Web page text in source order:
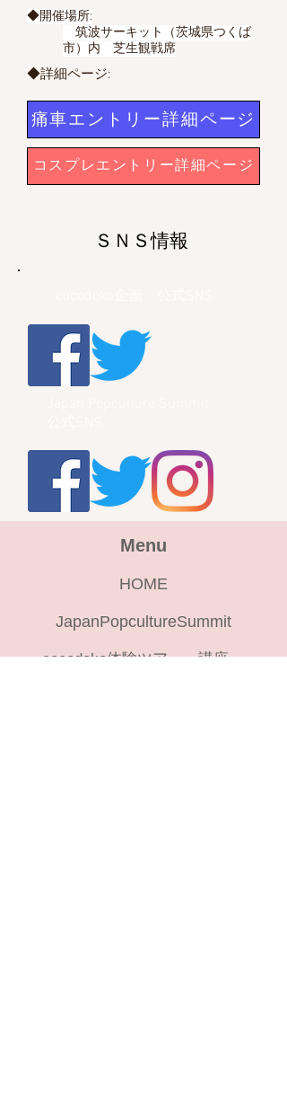
◆開催場所:
筑波サーキット（茨城県つくば
市）内 芝生観戦席
◆詳細ページ:
痛車エントリー詳細ページ
コスプレエントリー詳細ページ
ＳＮＳ情報
Menu
HOME
JapanPopcultureSummit
cocodoko体験ツアー、講座